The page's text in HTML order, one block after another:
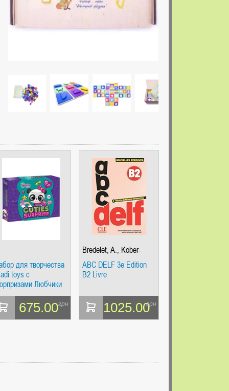
для творчества
toys с
Любчики
07)
675.00грн
Bredelet, A., Kober-
Kleinert, C., Parizet, M.
L.
ABC DELF 3e Edition
B2 Livre
1025.00грн